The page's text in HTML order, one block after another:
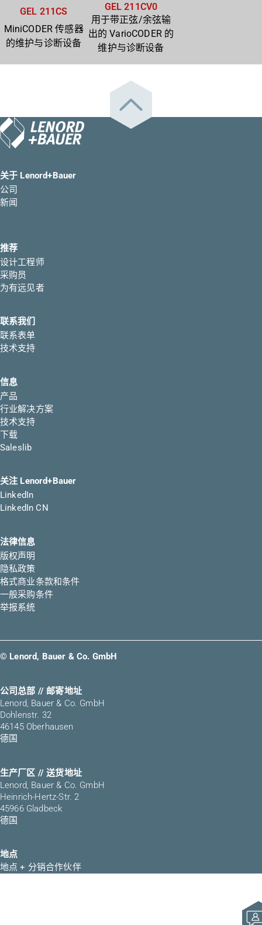
GEL 211CS
MiniCODER 传感器
的维护与诊断设备
GEL 211CV0
用于带正弦/余弦输
出的 VarioCODER 的
维护与诊断设备
关于 Lenord+Bauer
公司
新闻
推荐
设计工程师
采购员
为有远见者
联系我们
联系表单
技术支持
信息
产品
行业解决方案
技术支持
下载
Saleslib
关注 Lenord+Bauer
LinkedIn
LinkedIn CN
法律信息
版权声明
隐私政策
格式商业条款和条件
一般采购条件
举报系统
© Lenord, Bauer & Co. GmbH
公司总部 // 邮寄地址
Lenord, Bauer & Co. GmbH
Dohlenstr. 32
46145 Oberhausen
德国
生产厂区 // 送货地址
Lenord, Bauer & Co. GmbH
Heinrich-Hertz-Str. 2
45966 Gladbeck
德国
地点
地点 + 分销合作伙伴